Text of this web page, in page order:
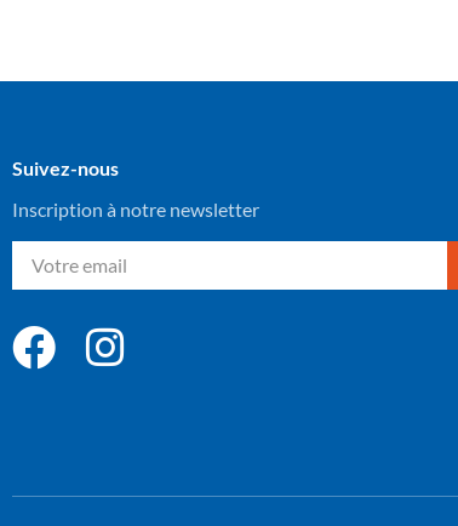
Suivez-nous
Inscription à notre newsletter